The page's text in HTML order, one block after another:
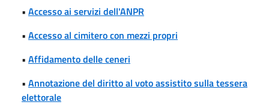
• Accesso ai servizi dell'ANPR
• Accesso al cimitero con mezzi propri
• Affidamento delle ceneri
• Annotazione del diritto al voto assistito sulla tessera
elettorale